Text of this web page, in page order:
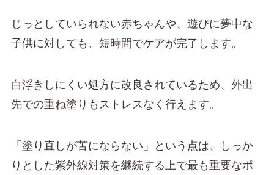
じっとしていられない赤ちゃんや、遊びに夢中な
子供に対しても、短時間でケアが完了します。
白浮きしにくい処方に改良されているため、外出
先での重ね塗りもストレスなく行えます。
「塗り直しが苦にならない」という点は、しっか
りとした紫外線対策を継続する上で最も重要なポ